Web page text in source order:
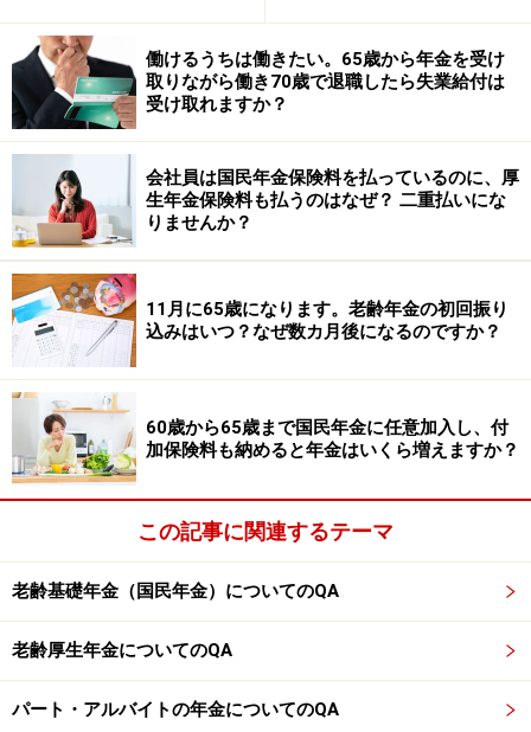
65歳以降とほぼ同額の年金を64歳の退職後から受け取れ
ます。64歳で退職することも一考かと思います。ただ
し、64歳以降も退職せず、働き続けたほうが65歳以降の
年金額はより増えます。
もし相談者が男性であれば、昭和40年（1965年）生まれ
で現在57歳の方は、「特別支給の老齢厚生年金」をもら
うことができません。老齢基礎年金も老齢厚生年金も65
歳の支給開始となります。60歳以降も元気に働けるうち
は、厚生年金に加入して働いたほうが、65歳以降に受け
取れる年金額は増えるのでおすすめです。
※年金プチ相談コーナーに取り上げてほしい質問がある
お願いします。
年金が増える？ 会社員の長期加入者の特例（44年特例）
って何？
厚生年金に44年以上、長期加入した人が、65歳以降に再
働けるうちは働きたい。65歳から年金を受け
取りながら働き70歳で退職したら失業給付は
受け取れますか？
会社員は国民年金保険料を払っているのに、厚
生年金保険料も払うのはなぜ？ 二重払いにな
りませんか？
11月に65歳になります。老齢年金の初回振り
込みはいつ？なぜ数カ月後になるのですか？
60歳から65歳まで国民年金に任意加入し、付
加保険料も納めると年金はいくら増えますか？
この記事に関連するテーマ
老齢基礎年金（国民年金）についてのQA
老齢厚生年金についてのQA
パート・アルバイトの年金についてのQA